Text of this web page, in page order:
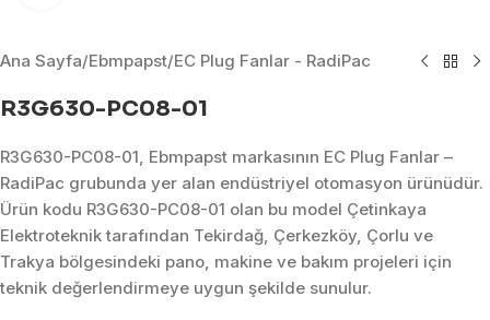
Ana Sayfa/Ebmpapst/EC Plug Fanlar - RadiPac
R3G630-PC08-01
R3G630-PC08-01, Ebmpapst markasının EC Plug Fanlar –
RadiPac grubunda yer alan endüstriyel otomasyon ürünüdür.
Ürün kodu R3G630-PC08-01 olan bu model Çetinkaya
Elektroteknik tarafından Tekirdağ, Çerkezköy, Çorlu ve
Trakya bölgesindeki pano, makine ve bakım projeleri için
teknik değerlendirmeye uygun şekilde sunulur.